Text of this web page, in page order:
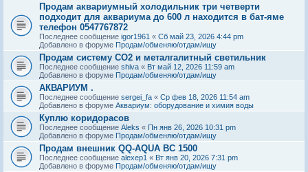
Продам аквариумный холодильник три четверти
подходит для аквариума до 600 л находится в бат-яме
телефон 0547767872
Последнее сообщение igor1961 « Сб май 23, 2026 4:44 pm
Добавлено в форуме Продам/обменяю/отдам/ищу
Продам систему СО2 и металгалитный светильник
Последнее сообщение shiva « Вт май 12, 2026 11:59 am
Добавлено в форуме Продам/обменяю/отдам/ищу
АКВАРИУМ .
Последнее сообщение sergei_fa « Ср фев 18, 2026 11:54 am
Добавлено в форуме Аквариум: оборудование и химия воды
Куплю коридорасов
Последнее сообщение Aleks « Пн янв 26, 2026 10:31 pm
Добавлено в форуме Продам/обменяю/отдам/ищу
Продам внешник QQ-AQUA BC 1500
Последнее сообщение alexep1 « Вт янв 20, 2026 7:31 pm
Добавлено в форуме Продам/обменяю/отдам/ищу